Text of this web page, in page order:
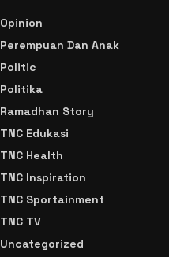
Opinion
Perempuan Dan Anak
Politic
Politika
Ramadhan Story
TNC Edukasi
TNC Health
TNC Inspiration
TNC Sportainment
TNC TV
Uncategorized